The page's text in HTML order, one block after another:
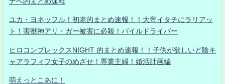
ユカ・ヨネッフル！初老的まとめ速報！！大帝イタチにラリアッ
ト！害獣神アリ・ガー被害に必殺！パイルドライバー
ヒロコンプレックスNIGHT 的まとめ速報！！子供が欲しいど陰キ
ャアラフィフ女子のめざせ！専業主婦！婚活計画編
萌えっとこあに！